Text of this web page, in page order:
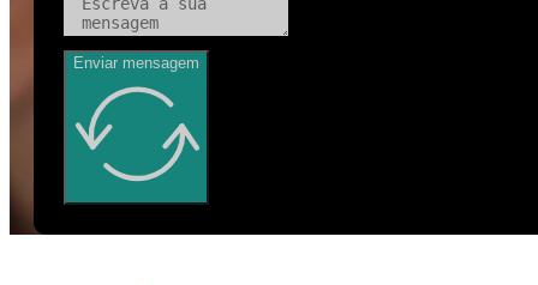
Enviar mensagem